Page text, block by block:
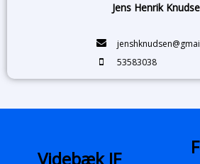
Jens Henrik
53583038
Videbæk IF